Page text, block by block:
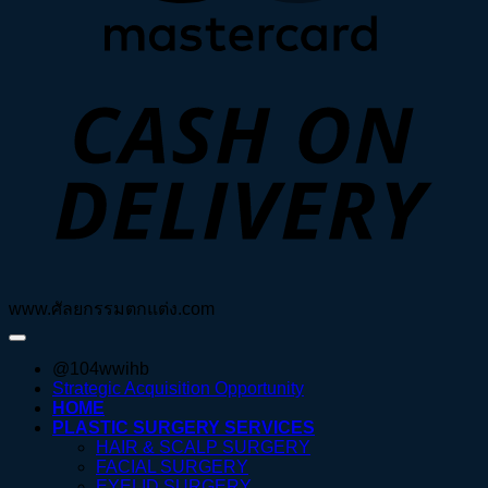
www.ศัลยกรรมตกแต่ง.com
@104wwihb
Strategic Acquisition Opportunity
HOME
PLASTIC SURGERY SERVICES
HAIR & SCALP SURGERY
FACIAL SURGERY